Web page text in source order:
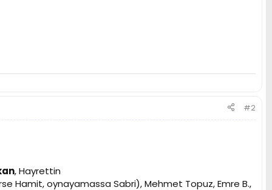
#2
, Hayrettin
Hamit, oynayamassa Sabri), Mehmet Topuz, Emre B.,